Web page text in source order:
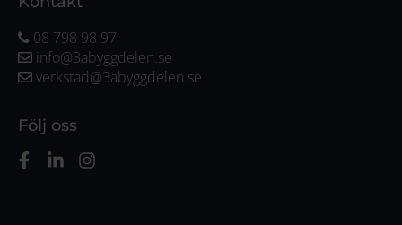
08 798 98 97
info@3abyggdelen.se
verkstad@3abyggdelen.se
Följ oss